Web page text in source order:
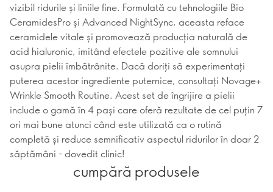
vizibil ridurile și liniile fine. Formulată cu tehnologiile Bio
CeramidesPro și Advanced NightSync, aceasta reface
ceramidele vitale și promovează producția naturală de
acid hialuronic, imitând efectele pozitive ale somnului
asupra pielii îmbătrânite. Dacă doriți să experimentați
puterea acestor ingrediente puternice, consultați Novage+
Wrinkle Smooth Routine. Acest set de îngrijire a pielii
include o gamă în 4 pași care oferă rezultate de cel puțin 7
ori mai bune atunci când este utilizată ca o rutină
completă și reduce semnificativ aspectul ridurilor în doar 2
săptămâni - dovedit clinic!
cumpără produsele